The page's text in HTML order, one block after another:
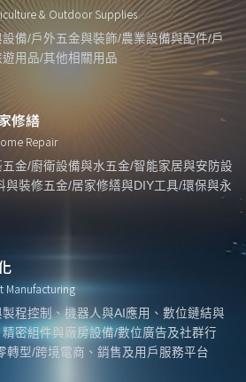
& Outdoor Supplies
備/戶外五金與裝飾/農業設備與配件/戶
用品/其他相關用品
修繕
Repair
五金/廚衛設備與水五金/智能家居與安防設
與裝修五金/居家修繕與DIY工具/環保與永
Manufacturing
程控制、機器人與AI應用、數位鏈結與
密組件與廠房設備/數位廣告及社群行
轉型/跨境電商、銷售及用戶服務平台